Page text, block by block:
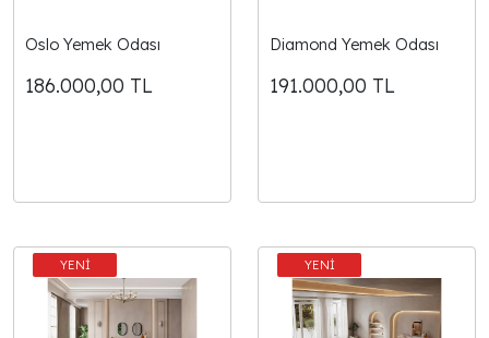
Oslo Yemek Odası
186.000,00 TL
Diamond Yemek Odası
191.000,00 TL